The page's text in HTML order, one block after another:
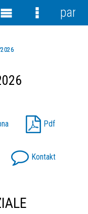
Pdf
Kontakt
Menu
panel